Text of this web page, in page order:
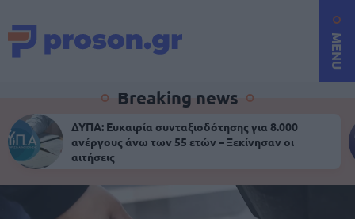
MENU
Breaking news
ΔΥΠΑ: Ευκαιρία συνταξιοδότησης για 8.000
ανέργους άνω των 55 ετών – Ξεκίνησαν οι
αιτήσεις